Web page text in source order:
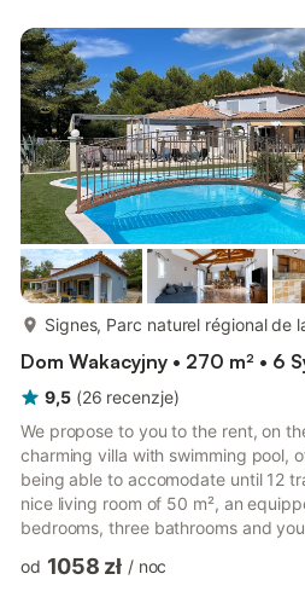
ceramiczną, toster, czajnik
do kawy) z barem. Łazienka/WC,
(schody be...
Signes, Parc naturel régional de
Dom Wakacyjny • 270 m² • 6
9,5 (26 recenzje)
We propose to you to the rent, on
charming villa with swimming pool,
being able to accomodate until 12
nice living room of 50 m², an
bedrooms, three bathrooms and
included, we are waiting for you!
od 1058 zł / noc